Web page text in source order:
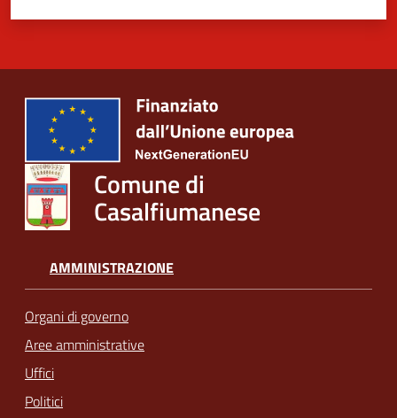
Comune di
Casalfiumanese
AMMINISTRAZIONE
Organi di governo
Aree amministrative
Uffici
Politici